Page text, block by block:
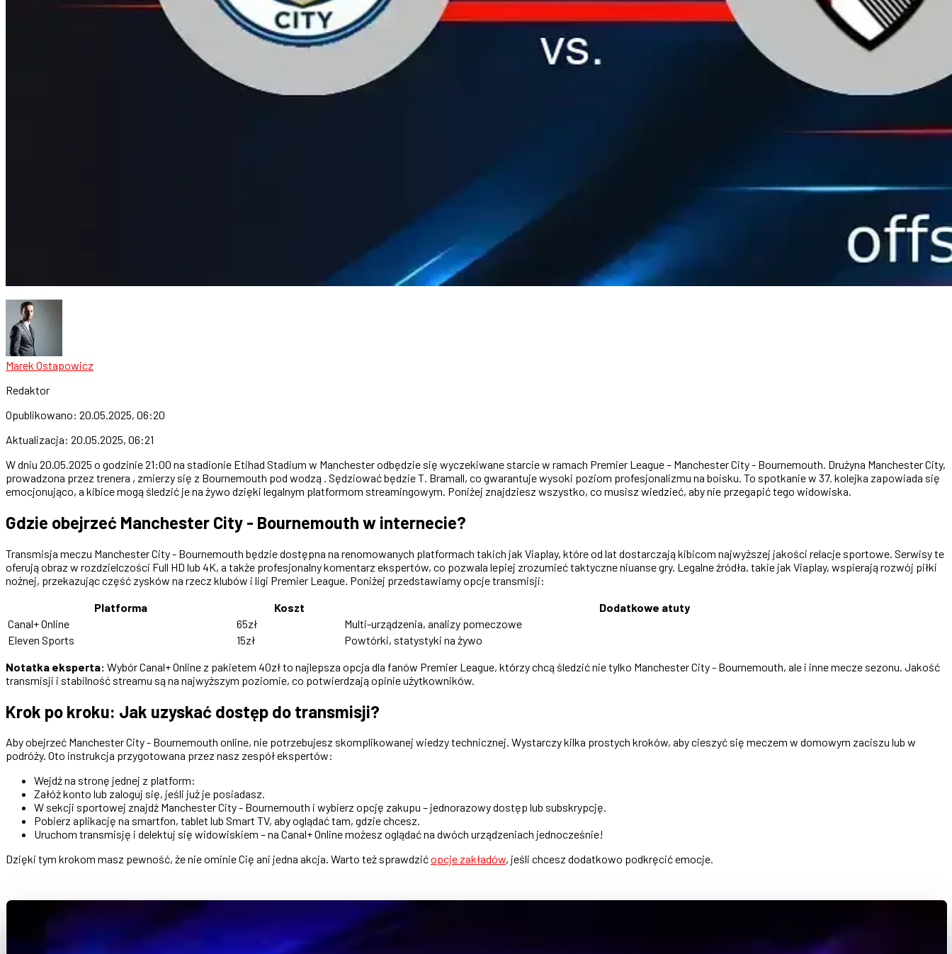
Marek Ostapowicz
Redaktor
Opublikowano: 20.05.2025, 06:20
Aktualizacja: 20.05.2025, 06:21
W dniu 20.05.2025 o godzinie 21:00 na stadionie Etihad Stadium w Manchester odbędzie się wyczekiwane starcie w ramach Premier League – Manchester City - Bournemouth. Drużyna Manchester City,
prowadzona przez trenera , zmierzy się z Bournemouth pod wodzą . Sędziować będzie T. Bramall, co gwarantuje wysoki poziom profesjonalizmu na boisku. To spotkanie w 37. kolejka zapowiada się
emocjonująco, a kibice mogą śledzić je na żywo dzięki legalnym platformom streamingowym. Poniżej znajdziesz wszystko, co musisz wiedzieć, aby nie przegapić tego widowiska.
Gdzie obejrzeć Manchester City - Bournemouth w internecie?
Transmisja meczu Manchester City - Bournemouth będzie dostępna na renomowanych platformach takich jak Viaplay, które od lat dostarczają kibicom najwyższej jakości relacje sportowe. Serwisy te
oferują obraz w rozdzielczości Full HD lub 4K, a także profesjonalny komentarz ekspertów, co pozwala lepiej zrozumieć taktyczne niuanse gry. Legalne źródła, takie jak Viaplay, wspierają rozwój piłki
nożnej, przekazując część zysków na rzecz klubów i ligi Premier League. Poniżej przedstawiamy opcje transmisji:
Platforma
Koszt
Dodatkowe atuty
Canal+ Online
65zł
Multi-urządzenia, analizy pomeczowe
Eleven Sports
15zł
Powtórki, statystyki na żywo
Notatka eksperta: Wybór Canal+ Online z pakietem 40zł to najlepsza opcja dla fanów Premier League, którzy chcą śledzić nie tylko Manchester City - Bournemouth, ale i inne mecze sezonu. Jakość
transmisji i stabilność streamu są na najwyższym poziomie, co potwierdzają opinie użytkowników.
Krok po kroku: Jak uzyskać dostęp do transmisji?
Aby obejrzeć Manchester City - Bournemouth online, nie potrzebujesz skomplikowanej wiedzy technicznej. Wystarczy kilka prostych kroków, aby cieszyć się meczem w domowym zaciszu lub w
podróży. Oto instrukcja przygotowana przez nasz zespół ekspertów:
Wejdź na stronę jednej z platform:
Załóż konto lub zaloguj się, jeśli już je posiadasz.
W sekcji sportowej znajdź Manchester City - Bournemouth i wybierz opcję zakupu – jednorazowy dostęp lub subskrypcję.
Pobierz aplikację na smartfon, tablet lub Smart TV, aby oglądać tam, gdzie chcesz.
Uruchom transmisję i delektuj się widowiskiem – na Canal+ Online możesz oglądać na dwóch urządzeniach jednocześnie!
Dzięki tym krokom masz pewność, że nie ominie Cię ani jedna akcja. Warto też sprawdzićopcje zakładów, jeśli chcesz dodatkowo podkręcić emocje.